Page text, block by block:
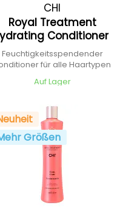
CHI
Royal Treatment
Conditioner
Feuchtigkeitsspendender
für alle Haartypen
Auf Lager
Größen